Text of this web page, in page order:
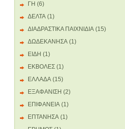
ΓΗ (6)
ΔΕΛΤΑ (1)
ΔΙΑΔΡΑΣΤΙΚΑ ΠΑΙΧΝΙΔΙΑ (15)
ΔΩΔΕΚΑΝΗΣΑ (1)
ΕΙΔΗ (1)
ΕΚΒΟΛΕΣ (1)
ΕΛΛΑΔΑ (15)
ΕΞΑΦΑΝΙΣΗ (2)
ΕΠΙΦΑΝΕΙΑ (1)
ΕΠΤΑΝΗΣΑ (1)